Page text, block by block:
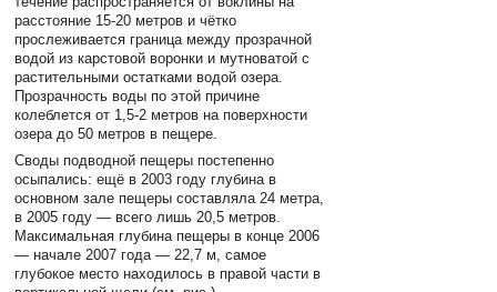
расстояние 15-20 метров и чётко
прослеживается граница между прозрачной
водой из карстовой воронки и мутноватой с
растительными остатками водой озера.
Прозрачность воды по этой причине
колеблется от 1,5-2 метров на поверхности
озера до 50 метров в пещере.
Своды подводной пещеры постепенно
осыпались: ещё в 2003 году глубина в
основном зале пещеры составляла 24 метра,
в 2005 году — всего лишь 20,5 метров.
Максимальная глубина пещеры в конце 2006
— начале 2007 года — 22,7 м, самое
глубокое место находилось в правой части в